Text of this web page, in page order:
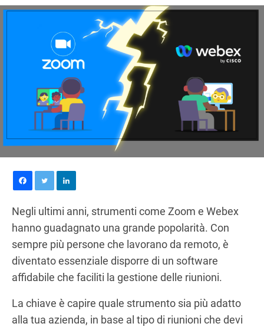
Negli ultimi anni, strumenti come Zoom e Webex
hanno guadagnato una grande popolarità. Con
sempre più persone che lavorano da remoto, è
diventato essenziale disporre di un software
affidabile che faciliti la gestione delle riunioni.
La chiave è capire quale strumento sia più adatto
alla tua azienda, in base al tipo di riunioni che devi